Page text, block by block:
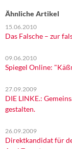
Ähnliche Artikel
15.06.2010
Das Falsche – zur
09.06.2010
Spiegel Online:
27.09.2009
DIE LINKE.:
gestalten.
26.09.2009
Direktkandidat für